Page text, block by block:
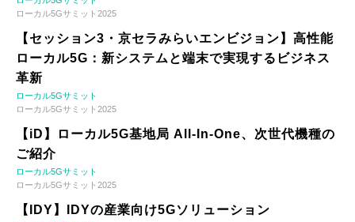
ローカル5Gサミット2025
【セッション3・京セラみらいエンビジョン】高性能
ローカル5G：新システムと端末で実現するビジネス
革新
ローカル5Gサミット
ローカル5Gサミット2025
【iD】ローカル5G基地局 All-In-One、次世代機種の
ご紹介
ローカル5Gサミット
ローカル5Gサミット2025
【IDY】IDYの産業向け5Gソリューション